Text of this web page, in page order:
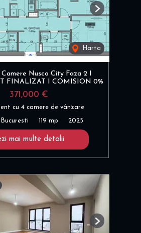
Harta
Next
Nusco City Faza 2 I
FINALIZAT I COMISION 0%
371,000 €
cu 4 camere de vânzare
119 mp 2025
mai multe detalii
Next